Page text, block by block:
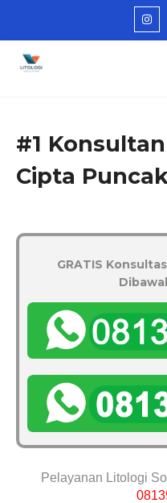
#1
Cipta
GRATIS
Pelayanan Litologi